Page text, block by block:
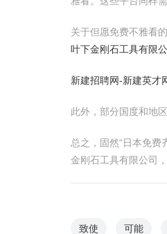
关于但愿免费不雅看
叶下金刚石工具有限
新建招聘网-新建英才
此外，部分国度和地
总之，固然“日本免
金刚石工具有限公司
致使 可能